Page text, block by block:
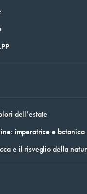
dell’estate
imperatrice e botanica
e il risveglio della